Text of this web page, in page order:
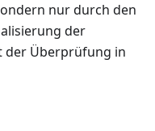
nur durch den
der
der Überprüfung in